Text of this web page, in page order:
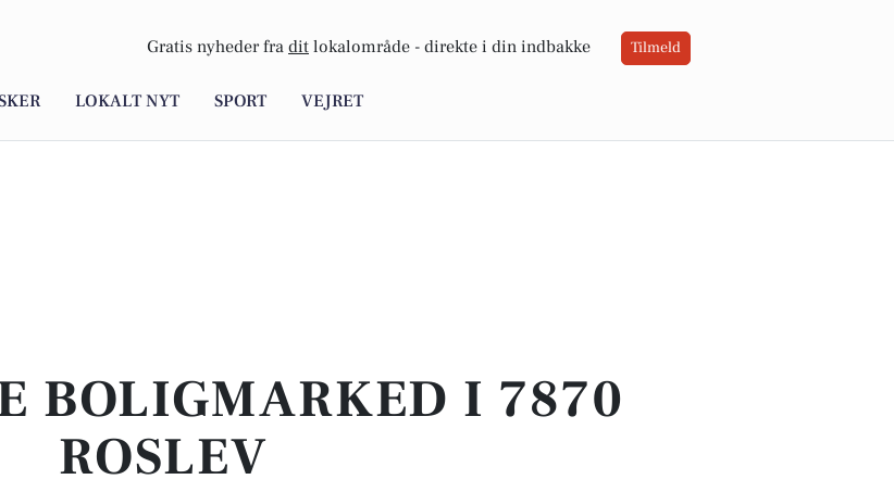
Gratis nyheder fra dit lokalområde - direkte i din indbakke Tilmeld
LOKALT NYT SPORT VEJRET
BOLIGMARKED I 7870
ROSLEV